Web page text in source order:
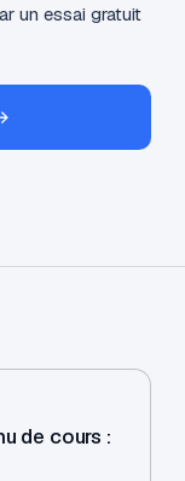
un essai gratuit
de cours :